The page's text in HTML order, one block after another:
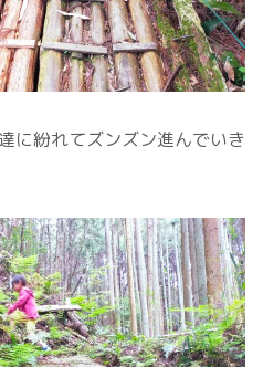
に紛れてズンズン進んでいき